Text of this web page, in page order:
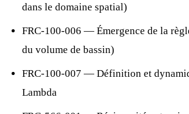
dans le domaine spatial)
FRC-100-006 — Émergence de la
du volume de bassin)
FRC-100-007 — Définition et
Lambda